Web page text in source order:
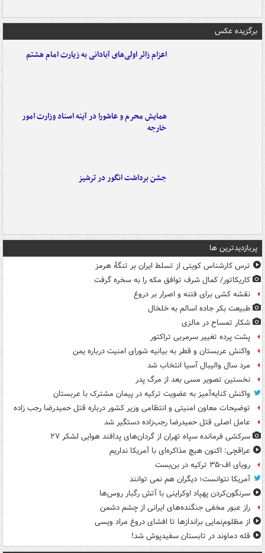
برگزیده عکس
اعزام زائر اولی‌های آبادانی به زیارت امام هشتم
همایش محرم و عاشورا در آینه اسناد وزارت امور
خارجه
جشن برداشت انگور در ترشیز
پربازدیدترین ها
ترس کارشناس کویتی از تسلط ایران بر تنگۀ هرمز
کاریکاتور/ کمال شرف توافق مکه را به سخره گرفت
نقشه کشی برای فتنه و اصرار بر دروغ
طبیعت بکر جاده اسالم به خلخال
شکار تمساح در مالزی
پشت پرده تغییر سرمربی تراکتور
واکنش عربستان و قطر به بیانیه شورای امنیت درباره یمن
مرد سال والیبال آسیا انتخاب شد
نخستین تصویر مسی بعد از مرگ پدر
واکنش کنایه‌آمیز به عضویت ترکیه در پیمان مشترک با عربستان
توضیحات معاون امنیتی و انتظامی وزیر کشور درباره قتل حمیدرضا رجب زاده
عامل اصلی قتل حمیدرضا رجب‌زاده دستگیر شد
سرکشی فرمانده سپاه تهران از گردان‌های پدافند هوایی لشکر ۲۷
عراقچی: اکنون هیچ مذاکره‌ای با آمریکا نداریم
رویای اف-۳۵ ترکیه در بن‌بست
آمریکا نتوانست؛ دیگران هم نمی توانند
سرنگون‌کردن پهپاد اوکراینی با آتش رگبار روس‌ها
راز عبور مخفی جنگنده‌های ایرانی از چشم دشمن
از مظلوم‌نمایی براندازها تا افشای دروغ مراد ویسی
قله دماوند در تابستان سفیدپوش شد!